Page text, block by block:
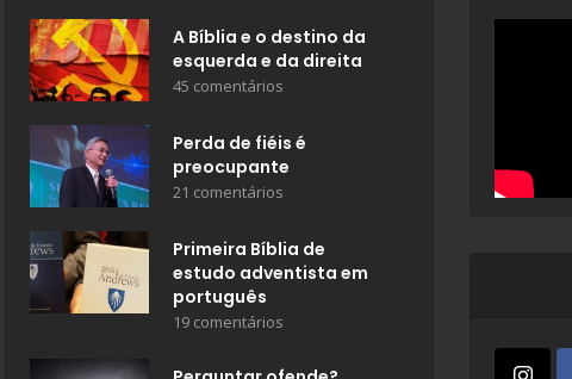
A Bíblia e o destino da
esquerda e da direita
45 comentários
Perda de fiéis é
preocupante
21 comentários
Primeira Bíblia de
estudo adventista em
português
19 comentários